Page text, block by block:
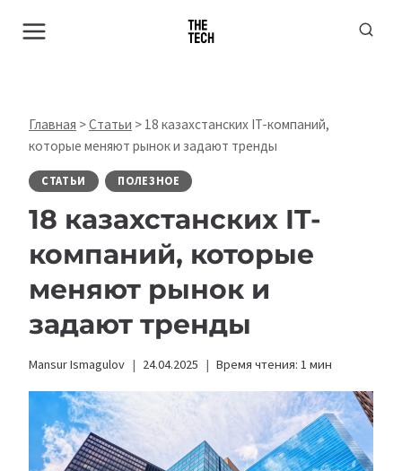
Главная >Статьи > 18 казахстанских IT-компаний,
которые меняют рынок и задают тренды
СТАТЬИ ПОЛЕЗНОЕ
18 казахстанских IT-
компаний, которые
меняют рынок и
задают тренды
Mansur Ismagulov 24.04.2025 Время чтения: 1 мин